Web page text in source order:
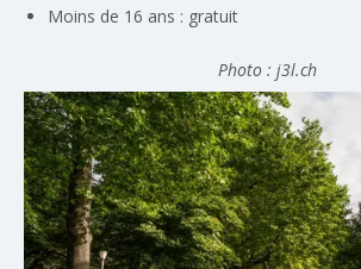
Moins de 16 ans : gratuit
Photo : j3l.ch